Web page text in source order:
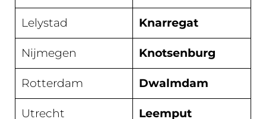
Lelystad Knarregat
Nijmegen Knotsenburg
Rotterdam Dwalmdam
Utrecht Leemput